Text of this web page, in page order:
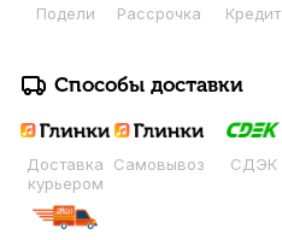
Подели Рассрочка Кредит
Способы доставки
Доставка
курьером
Самовывоз СДЭК